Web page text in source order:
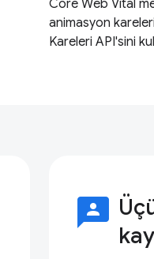
Core Web Vital
animasyon
Kareleri API'sini
3p